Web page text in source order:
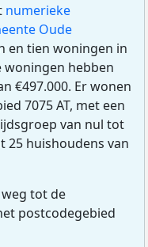
numerieke
Oude
en tien woningen in
woningen hebben
€497.000. Er wonen
7075 AT, met een
van nul tot
25 huishoudens van
tot de
postcodegebied